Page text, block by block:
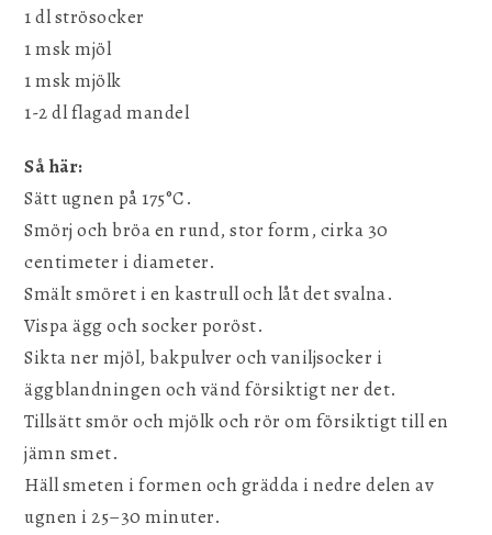
1 dl strösocker
1 msk mjöl
1 msk mjölk
1-2 dl flagad mandel
Så här:
Sätt ugnen på 175°C.
Smörj och bröa en rund, stor form, cirka 30
centimeter i diameter.
Smält smöret i en kastrull och låt det svalna.
Vispa ägg och socker poröst.
Sikta ner mjöl, bakpulver och vaniljsocker i
äggblandningen och vänd försiktigt ner det.
Tillsätt smör och mjölk och rör om försiktigt till en
jämn smet.
Häll smeten i formen och grädda i nedre delen av
ugnen i 25–30 minuter.